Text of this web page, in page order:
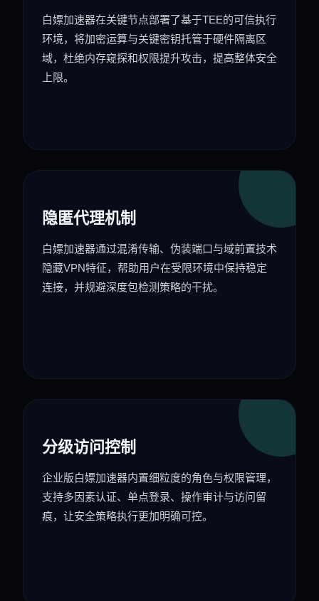
白嫖加速器在关键节点部署了基于TEE的可信执行
环境，将加密运算与关键密钥托管于硬件隔离区
域，杜绝内存窥探和权限提升攻击，提高整体安全
上限。
隐匿代理机制
白嫖加速器通过混淆传输、伪装端口与域前置技术
隐藏VPN特征，帮助用户在受限环境中保持稳定
连接，并规避深度包检测策略的干扰。
分级访问控制
企业版白嫖加速器内置细粒度的角色与权限管理，
支持多因素认证、单点登录、操作审计与访问留
痕，让安全策略执行更加明确可控。